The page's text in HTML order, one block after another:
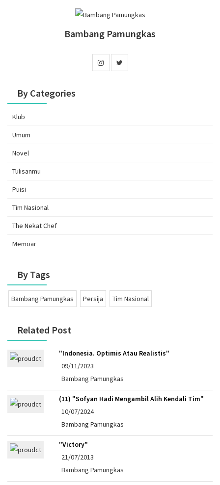
Bambang Pamungkas
By Categories
Klub
Umum
Novel
Tulisanmu
Puisi
Tim Nasional
The Nekat Chef
Memoar
By Tags
Bambang Pamungkas Persija Tim Nasional
Related Post
"Indonesia. Optimis Atau Realistis"
09/11/2023
Bambang Pamungkas
(11) "Sofyan Hadi Mengambil Alih Kendali Tim"
10/07/2024
Bambang Pamungkas
"Victory"
21/07/2013
Bambang Pamungkas